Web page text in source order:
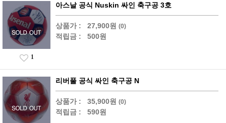
아스날 공식 Nuskin 싸인 축구공 3호
상품가 : 27,900원 (0)
적립금 : 500원
1
리버풀 공식 싸인 축구공 N
상품가 : 35,900원 (0)
적립금 : 590원